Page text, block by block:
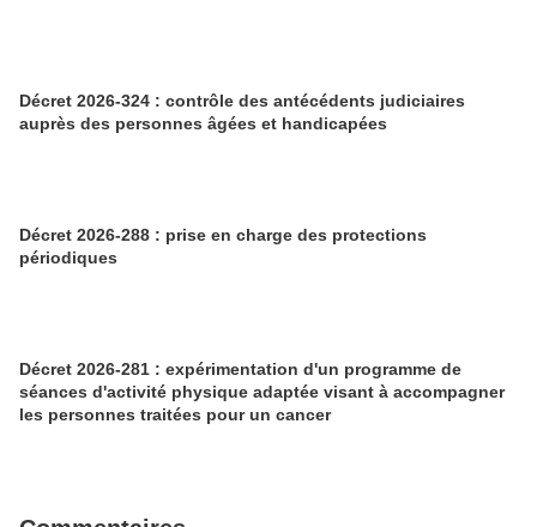
Décret 2026-324 : contrôle des antécédents judiciaires
auprès des personnes âgées et handicapées
Décret 2026-288 : prise en charge des protections
périodiques
Décret 2026-281 : expérimentation d'un programme de
séances d'activité physique adaptée visant à accompagner
les personnes traitées pour un cancer